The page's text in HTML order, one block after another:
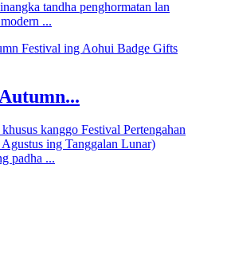
tandha penghormatan lan
...
kanggo Festival Pertengahan
ing Tanggalan Lunar)
padha ...